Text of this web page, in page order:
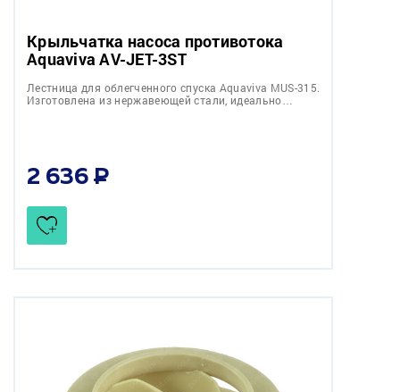
Крыльчатка насоса противотока
Aquaviva AV-JET-3ST
Лестница для облегченного спуска Aquaviva MUS-315.
Изготовлена из нержавеющей стали, идеально…
2 636